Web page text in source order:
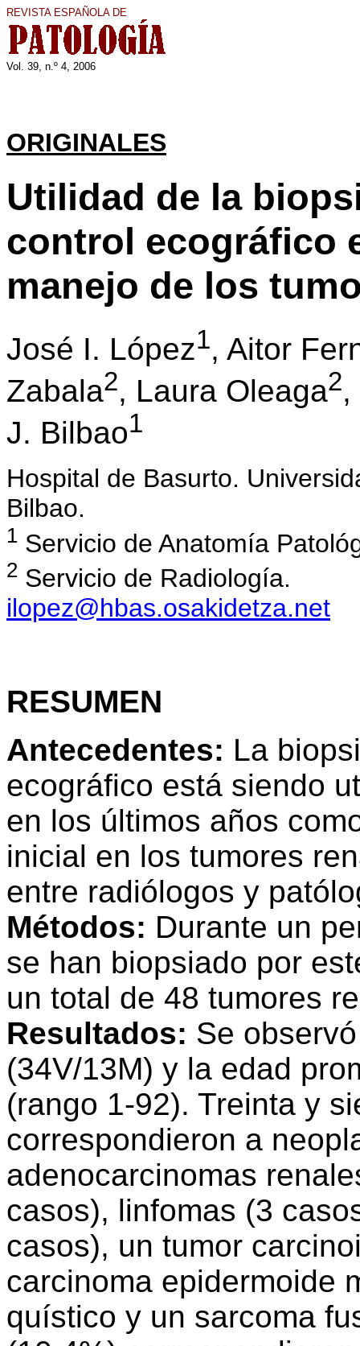
REVISTA ESPAÑOLA DE
Vol. 39, n.º 4, 2006
ORIGINALES
Utilidad de la
control ecográfico
manejo de los
José I. López1, Aitor
Zabala2, Laura Oleaga2,
J. Bilbao1
Hospital de Basurto.
Bilbao.
1 Servicio de Anatomía
2 Servicio de Radiología.
ilopez@hbas.osakidetza.net
RESUMEN
Antecedentes: La
ecográfico está siendo
en los últimos años
inicial en los tumores
entre radiólogos y
Métodos: Durante un
se han biopsiado por
un total de 48 tumores
Resultados: Se
(34V/13M) y la edad
(rango 1-92). Treinta y
correspondieron a
adenocarcinomas
casos), linfomas (3
casos), un tumor
carcinoma epidermoide
quístico y un sarcoma